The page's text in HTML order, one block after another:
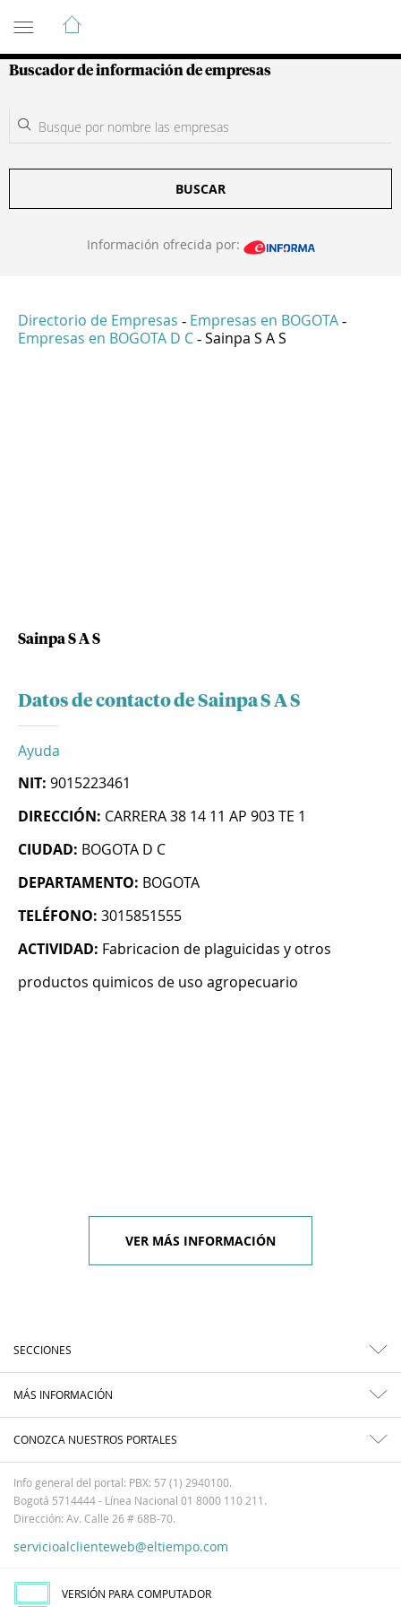
Guía de Empresas Colombianas
Buscador de información de empresas
BUSCAR
Información ofrecida por:
Directorio de Empresas - Empresas en BOGOTA -
Empresas en BOGOTA D C - Sainpa S A S
Sainpa S A S
Datos de contacto de Sainpa S A S
Ayuda
NIT: 9015223461
DIRECCIÓN: CARRERA 38 14 11 AP 903 TE 1
CIUDAD: BOGOTA D C
DEPARTAMENTO: BOGOTA
TELÉFONO: 3015851555
ACTIVIDAD: Fabricacion de plaguicidas y otros
productos quimicos de uso agropecuario
VER MÁS INFORMACIÓN
SECCIONES
MÁS INFORMACIÓN
CONOZCA NUESTROS PORTALES
Info general del portal: PBX: 57 (1) 2940100.
Bogotá 5714444 - Línea Nacional 01 8000 110 211.
Dirección: Av. Calle 26 # 68B-70.
servicioalclienteweb@eltiempo.com
VERSIÓN PARA COMPUTADOR